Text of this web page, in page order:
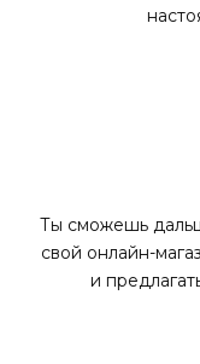
Ты сможешь
свой онлайн-
и